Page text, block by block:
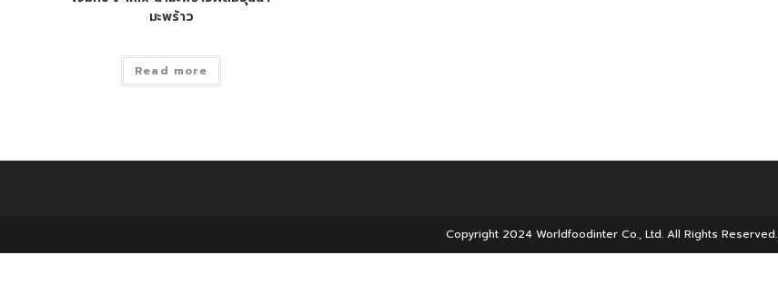
มะพร้าว
Read more
Copyright 2024 Worldfoodinter Co., Ltd. All Rights Reserved.